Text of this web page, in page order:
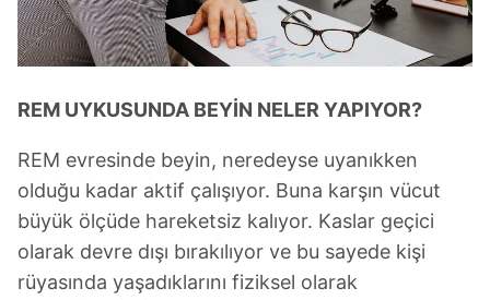
REM UYKUSUNDA BEYİN NELER YAPIYOR?
REM evresinde beyin, neredeyse uyanıkken
olduğu kadar aktif çalışıyor. Buna karşın vücut
büyük ölçüde hareketsiz kalıyor. Kaslar geçici
olarak devre dışı bırakılıyor ve bu sayede kişi
rüyasında yaşadıklarını fiziksel olarak